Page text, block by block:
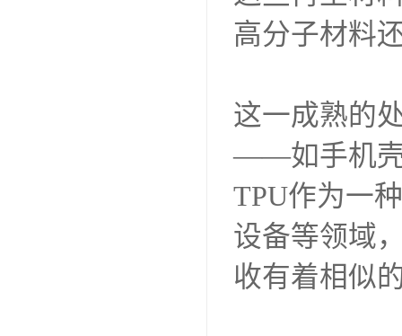
高分子材料
这一成熟的
——如手机
TPU作为一
设备等领域
收有着相似